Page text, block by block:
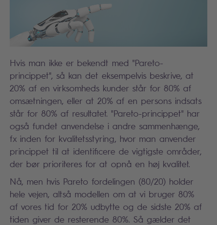
Hvis man ikke er bekendt med "Pareto-
princippet", så kan det eksempelvis beskrive, at
20% af en virksomheds kunder står for 80% af
omsætningen, eller at 20% af en persons indsats
står for 80% af resultatet. "Pareto-princippet" har
også fundet anvendelse i andre sammenhænge,
fx inden for kvalitetsstyring, hvor man anvender
princippet til at identificere de vigtigste områder,
der bør prioriteres for at opnå en høj kvalitet.
Nå, men hvis Pareto fordelingen (80/20) holder
hele vejen, altså modellen om at vi bruger 80%
af vores tid for 20% udbytte og de sidste 20% af
tiden giver de resterende 80%. Så gælder det